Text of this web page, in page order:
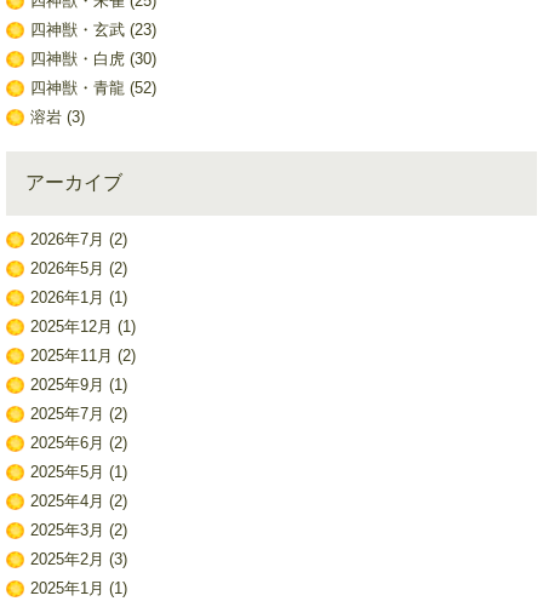
四神獣・玄武(23)
四神獣・白虎(30)
四神獣・青龍(52)
溶岩(3)
アーカイブ
2026年7月 (2)
2026年5月 (2)
2026年1月 (1)
2025年12月 (1)
2025年11月 (2)
2025年9月 (1)
2025年7月 (2)
2025年6月 (2)
2025年5月 (1)
2025年4月 (2)
2025年3月 (2)
2025年2月 (3)
2025年1月 (1)